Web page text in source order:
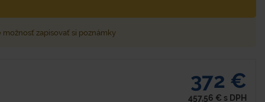
možnosť zapisovať si poznámky
372 €
457,56 € s DPH